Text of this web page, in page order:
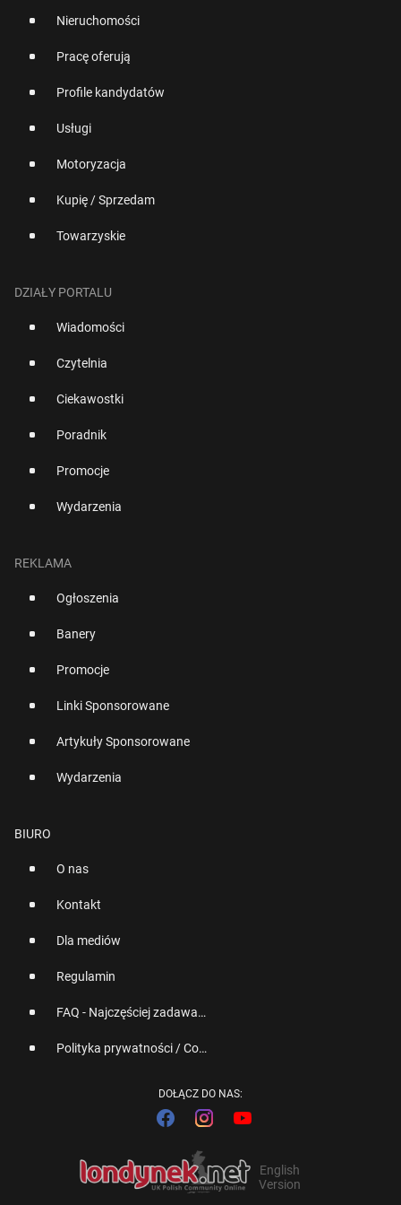
Nieruchomości
Pracę oferują
Profile kandydatów
Usługi
Motoryzacja
Kupię / Sprzedam
Towarzyskie
DZIAŁY PORTALU
Wiadomości
Czytelnia
Ciekawostki
Poradnik
Promocje
Wydarzenia
REKLAMA
Ogłoszenia
Banery
Promocje
Linki Sponsorowane
Artykuły Sponsorowane
Wydarzenia
BIURO
O nas
Kontakt
Dla mediów
Regulamin
FAQ - Najczęściej zadawane pytania
Polityka prywatności / Cookies
DOŁĄCZ DO NAS:
English
Version